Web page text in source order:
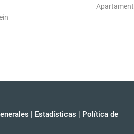
| Estadísticas | Política de